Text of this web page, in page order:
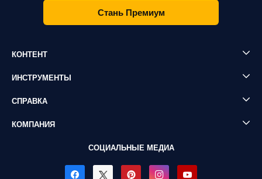
Стань Премиум
КОНТЕНТ
ИНСТРУМЕНТЫ
СПРАВКА
КОМПАНИЯ
СОЦИАЛЬНЫЕ МЕДИА